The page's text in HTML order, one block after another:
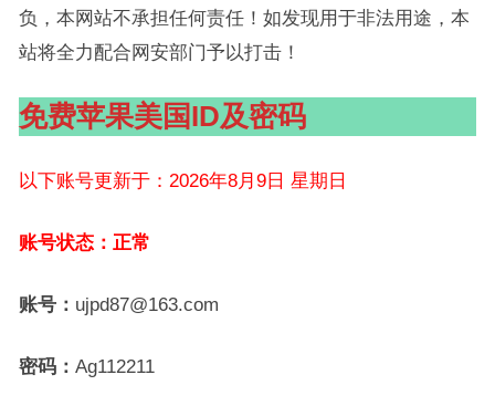
负，本网站不承担任何责任！如发现用于非法用途，本
站将全力配合网安部门予以打击！
免费苹果美国ID及密码
以下账号更新于：2026年8月9日 星期日
账号状态：正常
账号： ujpd87@163.com
密码： Ag112211